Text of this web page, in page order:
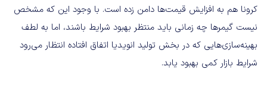
کرونا هم به افزایش قیمت‌ها دامن زده است. با وجود این که مشخص
نیست گیمرها چه زمانی باید منتظر بهبود شرایط باشند، اما به لطف
بهینه‌سازی‌هایی که در بخش تولید انویدیا اتفاق افتاده انتظار می‌رود
شرایط بازار کمی بهبود یابد.